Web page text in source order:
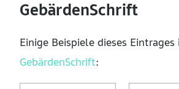
GebärdenSchrift
Einige Beispiele dieses Eintrages
GebärdenSchrift: